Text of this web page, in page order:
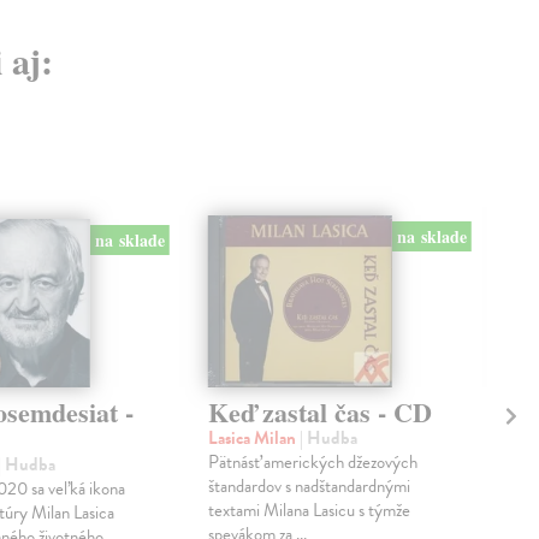
aj:
na sklade
-
| Hudba
sa veľká ikona
Milan Lasica
na sklade
Keď zastal čas - CD
Lasica Milan | Hudba
Pätnásť amerických džezových
štandardov s nadštandardnými
textami Milana Lasicu s týmže